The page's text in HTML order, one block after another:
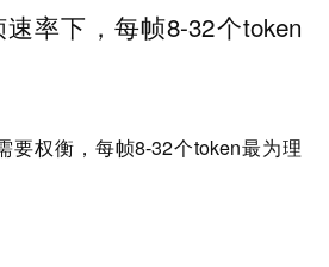
率下，每帧8-32个token
要权衡，每帧8-32个token最为理